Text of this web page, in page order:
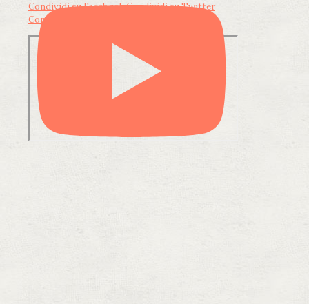
Condividi su FacebookCondividi su Twitter
Condividi su LinkedIn